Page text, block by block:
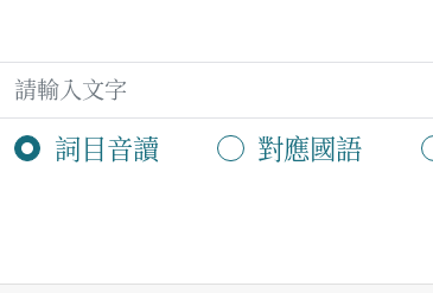
詞目音讀 對應國語